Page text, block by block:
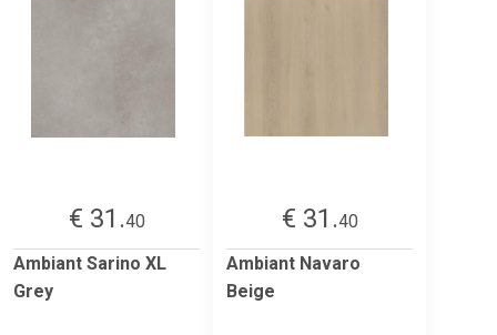
€ 31.40
Ambiant Sarino XL
Grey
€ 31.40
Ambiant Navaro
Beige